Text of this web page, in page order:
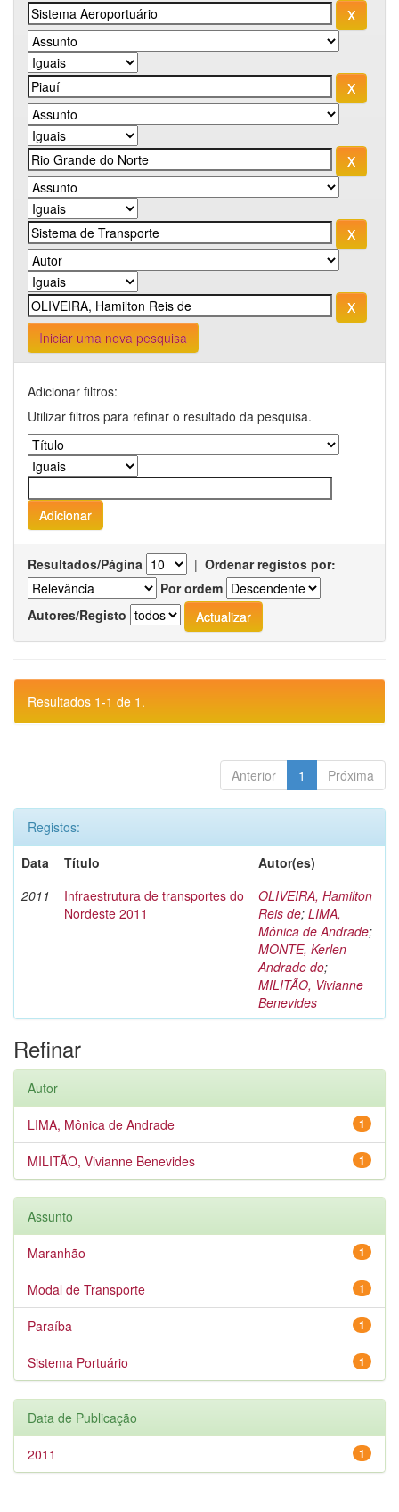
Iniciar uma nova pesquisa
Adicionar filtros:
Utilizar filtros para refinar o resultado da pesquisa.
Resultados/Página | Ordenar registos por:
Por ordem
Autores/Registo
Resultados 1-1 de 1.
Anterior 1 Próxima
Registos:
Data
Título
Autor(es)
2011
Infraestrutura de transportes do
Nordeste 2011
OLIVEIRA, Hamilton
Reis de; LIMA,
Mônica de Andrade;
MONTE, Kerlen
Andrade do;
MILITÃO, Vivianne
Benevides
Refinar
Autor
1
LIMA, Mônica de Andrade
1
MILITÃO, Vivianne Benevides
Assunto
1
Maranhão
1
Modal de Transporte
1
Paraíba
1
Sistema Portuário
Data de Publicação
1
2011